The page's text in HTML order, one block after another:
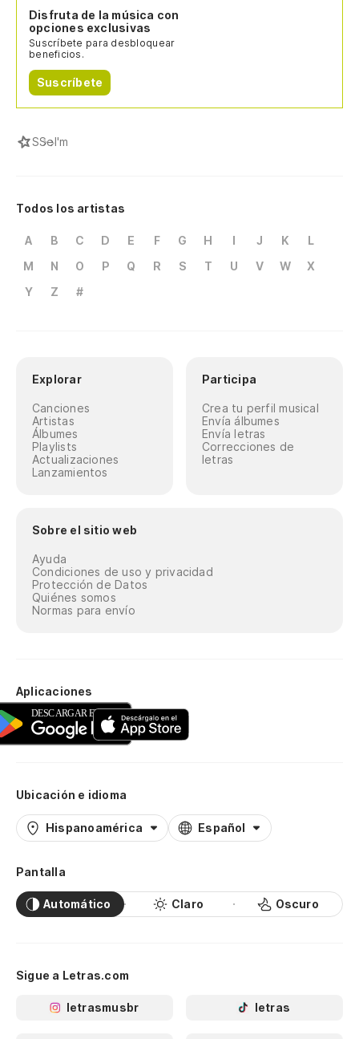
Disfruta de la música con
opciones exclusivas
Suscríbete para desbloquear
beneficios.
Suscríbete
SSel'm
Todos los artistas
A B C D E F G H I J K
L
M
N O P Q R S T U V W
X
Y
Z #
Explorar
Canciones
Artistas
Álbumes
Playlists
Actualizaciones
Lanzamientos
Participa
Crea tu perfil musical
Envía álbumes
Envía letras
Correcciones de
letras
Sobre el sitio web
Ayuda
Condiciones de uso y privacidad
Protección de Datos
Quiénes somos
Normas para envío
Aplicaciones
Ubicación e idioma
Hispanoamérica Español
Pantalla
Automático Claro Oscuro
Sigue a Letras.com
letrasmusbr letras